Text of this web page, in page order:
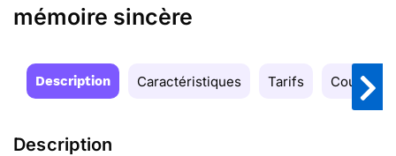
mémoire sincère
Description Caractéristiques Tarifs Couleurs
Description